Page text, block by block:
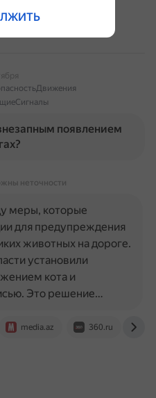
появлением
неточности
media.az 360.ru
меры, которые
для предупреждения
животных на дороге.
установили
кота и
Это решение…